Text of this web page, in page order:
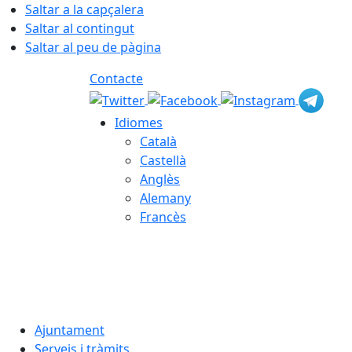
Saltar a la capçalera
Saltar al contingut
Saltar al peu de pàgina
Contacte
Idiomes
Català
Castellà
Anglès
Alemany
Francès
Ajuntament